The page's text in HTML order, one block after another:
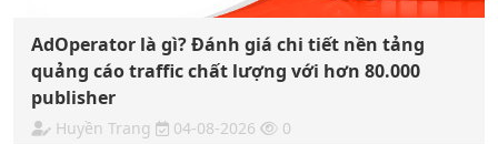
AdOperator là gì? Đánh giá chi tiết nền tảng
quảng cáo traffic chất lượng với hơn 80.000
publisher
Huyền Trang 04-08-2026 0